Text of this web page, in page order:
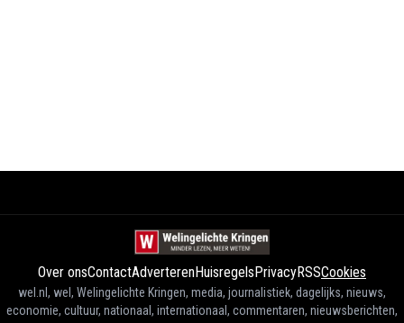
Over onsContactAdverterenHuisregelsPrivacyRSSCookies
wel.nl, wel, Welingelichte Kringen, media, journalistiek, dagelijks, nieuws,
economie, cultuur, nationaal, internationaal, commentaren, nieuwsberichten,